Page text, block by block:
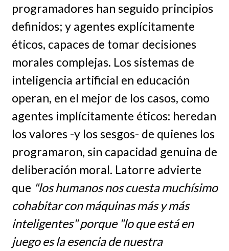
programadores han seguido principios
definidos; y agentes explícitamente
éticos, capaces de tomar decisiones
morales complejas. Los sistemas de
inteligencia artificial en educación
operan, en el mejor de los casos, como
agentes implícitamente éticos: heredan
los valores -y los sesgos- de quienes los
programaron, sin capacidad genuina de
deliberación moral. Latorre advierte
que "los humanos nos cuesta muchísimo
cohabitar con máquinas más y más
inteligentes" porque "lo que está en
juego es la esencia de nuestra